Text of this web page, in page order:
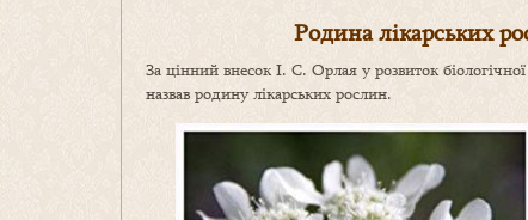
Родина лікарських
За цінний внесок І. С. Орлая у розвиток
назвав родину лікарських рослин.